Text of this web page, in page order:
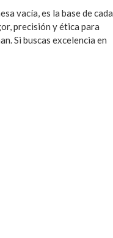
vacía, es la base de cada
precisión y ética para
Si buscas excelencia en